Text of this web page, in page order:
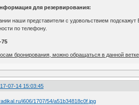
для резервирования:
наши представители с удовольствием
по телефону.
75
бронирования, можно обращаться в данной ветке.
07-14 15:03:45